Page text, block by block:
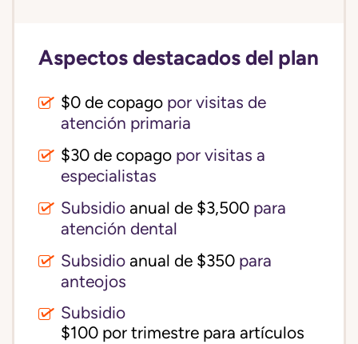
Aspectos destacados del plan
$0 de copago por visitas de
atención primaria
$30 de copago por visitas a
especialistas
Subsidio anual de $3,500 para
atención dental
Subsidio anual de $350 para
anteojos
Subsidio
$100 por trimestre para artículos